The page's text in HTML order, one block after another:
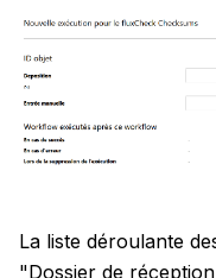
La liste déroulante
"Dossier de